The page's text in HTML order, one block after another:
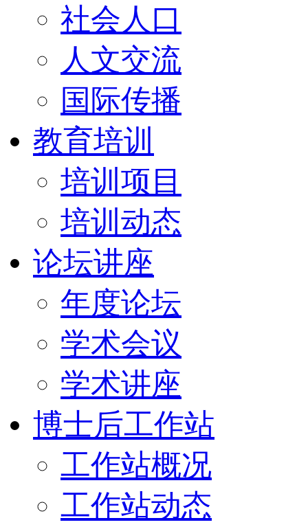
社会人口
人文交流
国际传播
教育培训
培训项目
培训动态
论坛讲座
年度论坛
学术会议
学术讲座
博士后工作站
工作站概况
工作站动态